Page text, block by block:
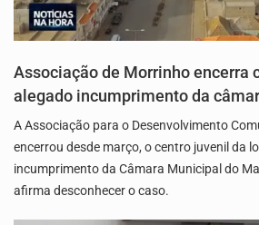
Associação de Morrinho encerra
alegado incumprimento da
A Associação para o Desenvolvimento
encerrou desde março, o centro juvenil da
incumprimento da Câmara Municipal do
afirma desconhecer o caso.